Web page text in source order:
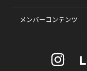
メンバーコンテンツ